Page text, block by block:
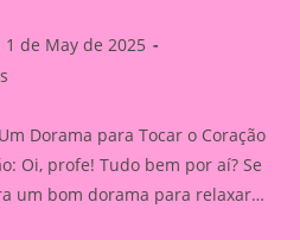
1 de May de 2025
Dorama para Tocar o Coração
Oi, profe! Tudo bem por aí? Se
um bom dorama para relaxar…